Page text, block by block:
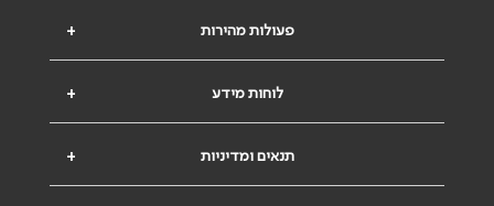
+ פעולות מהירות
+ לוחות מידע
+ תנאים ומדיניות